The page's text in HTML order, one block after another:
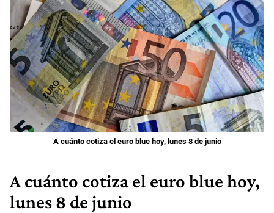
A cuánto cotiza el euro blue hoy, lunes 8 de junio
A cuánto cotiza el euro blue hoy,
lunes 8 de junio